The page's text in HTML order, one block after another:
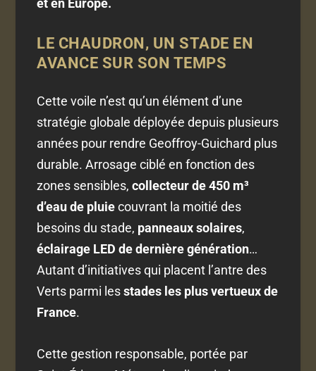
LE CHAUDRON, UN STADE EN
AVANCE SUR SON TEMPS
Cette voile n’est qu’un élément d’une
stratégie globale déployée depuis plusieurs
années pour rendre Geoffroy-Guichard plus
durable. Arrosage ciblé en fonction des
zones sensibles,collecteur de 450 m³
d’eau de pluiecouvrant la moitié des
besoins du stade, panneaux solaires,
éclairage LED de dernière génération…
Autant d’initiatives qui placent l’antre des
Verts parmi lesstades les plus vertueux de
France.
Cette gestion responsable, portée par